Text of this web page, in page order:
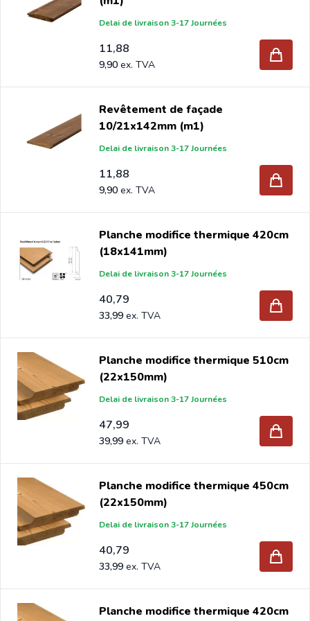
bricolage et les jardineries en Europe depuis 1997.
Delai de livraison 3-17 Journées
11,88
9,90
Revêtement de façade
10/21x142mm (m1)
Delai de livraison 3-17 Journées
11,88
9,90
Planche modifice thermique 420cm
(18x141mm)
Delai de livraison 3-17 Journées
40,79
33,99
Planche modifice thermique 510cm
(22x150mm)
Delai de livraison 3-17 Journées
47,99
39,99
Planche modifice thermique 450cm
(22x150mm)
Delai de livraison 3-17 Journées
40,79
33,99
Planche modifice thermique 420cm